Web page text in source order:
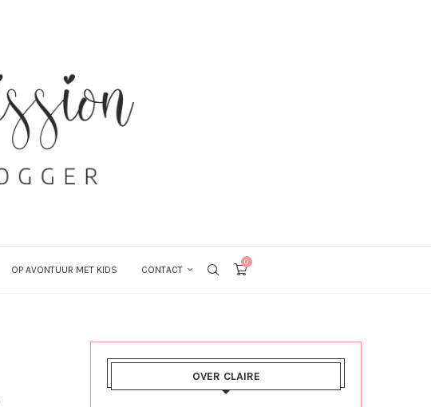
OP AVONTUUR MET KIDS CONTACT
0
OVER CLAIRE